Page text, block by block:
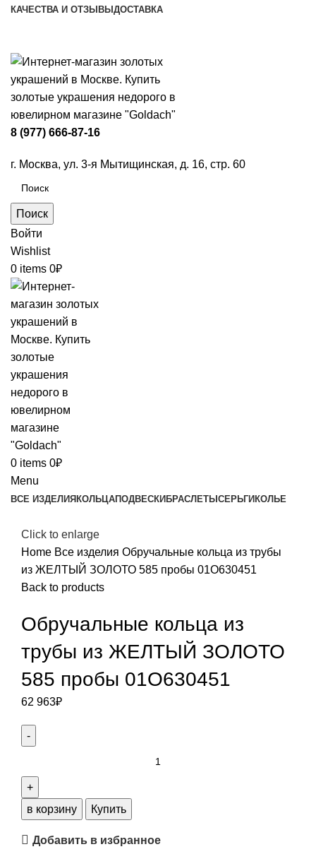
КАЧЕСТВА И ОТЗЫВЫ ДОСТАВКА
8 (977) 666-87-16
г. Москва, ул. 3-я Мытищинская, д. 16, стр. 60
Поиск
Войти
Wishlist
0 items 0₽
0 items 0₽
Menu
ВСЕ ИЗДЕЛИЯ КОЛЬЦАПОДВЕСКИ БРАСЛЕТЫ СЕРЬГИ КОЛЬЕ
Click to enlarge
Home Все изделия Обручальные кольца из трубы
из ЖЕЛТЫЙ ЗОЛОТО 585 пробы 01О630451
Back to products
Обручальные кольца из
трубы из ЖЕЛТЫЙ ЗОЛОТО
585 пробы 01О630451
62 963₽
из
трубы
ЖЕЛТЫЙ
в корзину Купить
Добавить в избранное